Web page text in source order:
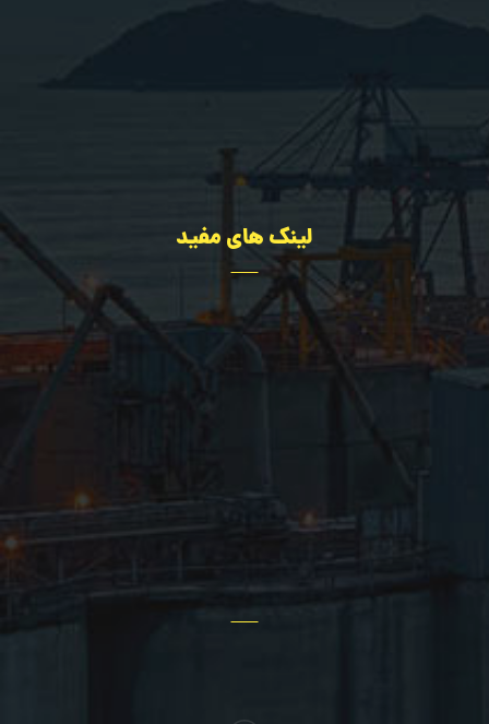
09109216080
لینک های مفید
تجهیزات
سؤالات عمومی